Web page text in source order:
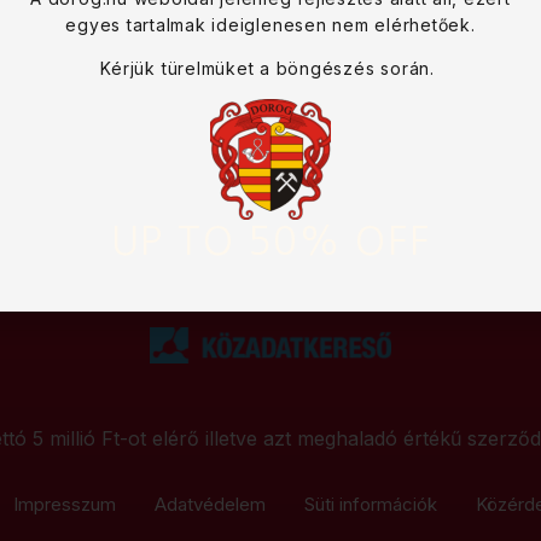
5 millió Ft-ot elérő illetve azt meghaladó értékű
Impresszum Adatvédelem Süti információk
egyes tartalmak ideiglenesen nem elérhetőek.
Kérjük türelmüket a böngészés során.